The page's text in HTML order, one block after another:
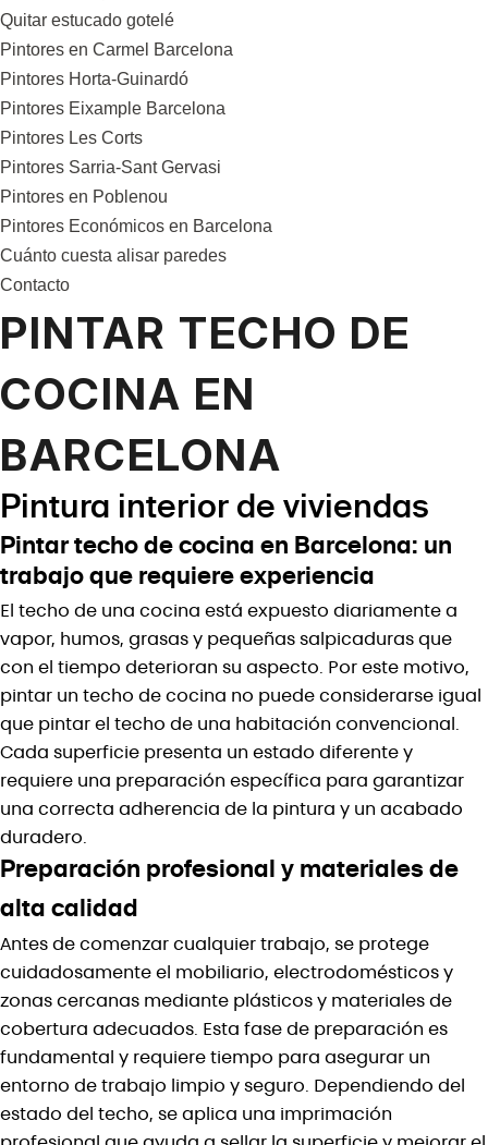
Quitar estucado gotelé
Pintores en Carmel Barcelona
Pintores Horta-Guinardó
Pintores Eixample Barcelona
Pintores Les Corts
Pintores Sarria-Sant Gervasi
Pintores en Poblenou
Pintores Económicos en Barcelona
Cuánto cuesta alisar paredes
Contacto
PINTAR TECHO DE
COCINA EN
BARCELONA
Pintura interior de viviendas
Pintar techo de cocina en Barcelona: un
trabajo que requiere experiencia
El techo de una cocina está expuesto diariamente a
vapor, humos, grasas y pequeñas salpicaduras que
con el tiempo deterioran su aspecto. Por este motivo,
pintar un techo de cocina no puede considerarse igual
que pintar el techo de una habitación convencional.
Cada superficie presenta un estado diferente y
requiere una preparación específica para garantizar
una correcta adherencia de la pintura y un acabado
duradero.
Preparación profesional y materiales de
alta calidad
Antes de comenzar cualquier trabajo, se protege
cuidadosamente el mobiliario, electrodomésticos y
zonas cercanas mediante plásticos y materiales de
cobertura adecuados. Esta fase de preparación es
fundamental y requiere tiempo para asegurar un
entorno de trabajo limpio y seguro. Dependiendo del
estado del techo, se aplica una imprimación